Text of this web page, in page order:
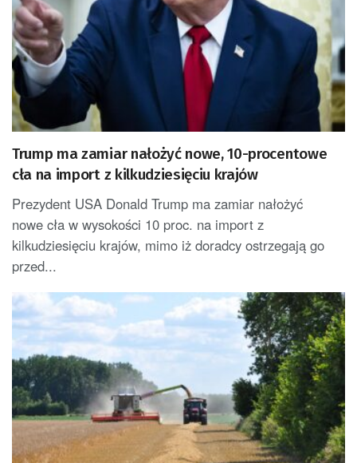
Trump ma zamiar nałożyć nowe, 10-procentowe
cła na import z kilkudziesięciu krajów
Prezydent USA Donald Trump ma zamiar nałożyć
nowe cła w wysokości 10 proc. na import z
kilkudziesięciu krajów, mimo iż doradcy ostrzegają go
przed...